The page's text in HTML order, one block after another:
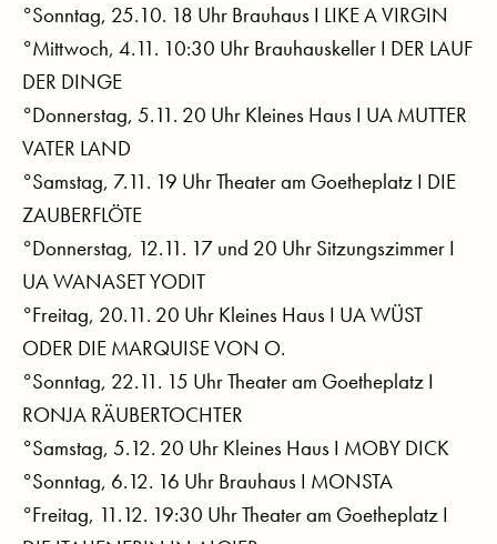
°Sonntag, 25.10. 18 Uhr Brauhaus I LIKE A VIRGIN
°Mittwoch, 4.11. 10:30 Uhr Brauhauskeller I DER LAUF
DER DINGE
°Donnerstag, 5.11. 20 Uhr Kleines Haus I UA MUTTER
VATER LAND
°Samstag, 7.11. 19 Uhr Theater am Goetheplatz I DIE
ZAUBERFLÖTE
°Donnerstag, 12.11. 17 und 20 Uhr Sitzungszimmer I
UA WANASET YODIT
°Freitag, 20.11. 20 Uhr Kleines Haus I UA WÜST
ODER DIE MARQUISE VON O.
°Sonntag, 22.11. 15 Uhr Theater am Goetheplatz I
RONJA RÄUBERTOCHTER
°Samstag, 5.12. 20 Uhr Kleines Haus I MOBY DICK
°Sonntag, 6.12. 16 Uhr Brauhaus I MONSTA
°Freitag, 11.12. 19:30 Uhr Theater am Goetheplatz I